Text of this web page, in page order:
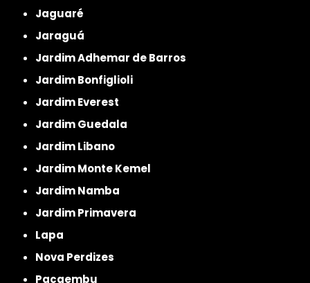
Jaguaré
Jaraguá
Jardim Adhemar de Barros
Jardim Bonfiglioli
Jardim Everest
Jardim Guedala
Jardim Libano
Jardim Monte Kemel
Jardim Namba
Jardim Primavera
Lapa
Nova Perdizes
Pacaembu